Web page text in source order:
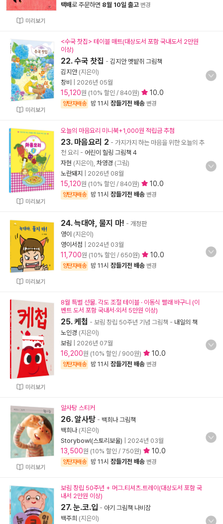
미리보기
택배로 주문하면 8월 10일 출고 변경
미리보기
<수국 찻집> 테이블 매트(대상도서 포함 국내도서 2만원
이상)
22. 수국 찻집 - 김지안 멧밭쥐 그림책
김지안(지은이)
창비
2026년 05월
15,120원 (10% 할인 / 840원) 10.0
양탄자배송 밤 11시 잠들기전 배송 변경
미리보기
오늘의 마음요리 미니북+1,000원 적립금 추첨
23. 마음요리 2 - 가지가지 하는 마음을 위한 오늘의 추
천 요리 - 어린이 힐링 그림책 4
자현 (지은이), 차영경 (그림)
노란돼지
2026년 08월
15,120원 (10% 할인 / 840원) 10.0
양탄자배송 밤 11시 잠들기전 배송 변경
미리보기
24. 늑대야, 물지 마! - 개정판
영이 (지은이)
영이서점
2024년 03월
11,700원 (10% 할인 / 650원) 10.0
양탄자배송 밤 11시 잠들기전 배송 변경
미리보기
8월 특별 선물. 각도 조절 테이블 · 이동식 빨래 바구니 (이
벤트 도서 포함 국내서·외서 5만원 이상)
25. 케첩 - 보림 창립 50주년 기념 그림책 - 내일의 책
노인경 (지은이)
보림
2026년 07월
16,200원 (10% 할인 / 900원) 10.0
양탄자배송 밤 11시 잠들기전 배송 변경
미리보기
알사탕 스티커
26. 알사탕 - 백희나 그림책
백희나(지은이)
Storybowl(스토리보울)
2024년 03월
13,500원 (10% 할인 / 750원) 10.0
양탄자배송 밤 11시 잠들기전 배송 변경
보림 창립 50주년 + 머그.티셔츠.트레이(대상도서 포함 국
내서 2만원 이상)
27. 눈.코.입 - 아기 그림책 나비잠
백주희 (지은이)